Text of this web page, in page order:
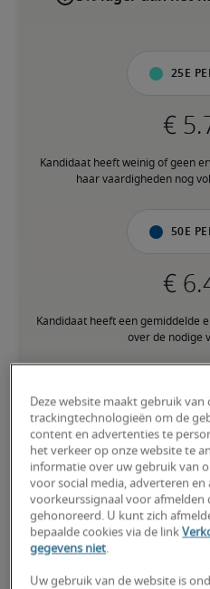
25e
Kandidaat heeft weinig of geen
haar vaardigheden nog
50e
Kandidaat heeft een gemiddelde
over de nodige
Kandidaat heeft bovengemiddeld
goed als) alle nodige
Deze website maakt gebruik van
trackingtechnologieën om de
content en advertenties te
het verkeer op onze website te
informatie over uw gebruik van
voor social media, adverteren en
voorkeurssignaal voor afmelden
gehonoreerd. U kunt zich
bepaalde cookies via de link
gegevens niet.
Uw gebruik van de website is